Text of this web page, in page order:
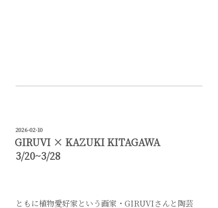
投
稿
日:
2026-02-10
GIRUVI × KAZUKI KITAGAWA
3/20~3/28
ともに植物愛好家という画家・GIRUVIさんと陶芸